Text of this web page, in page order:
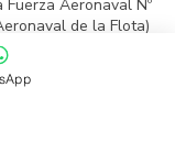
Aeronaval Nº
de la Flota)
de más de 1000